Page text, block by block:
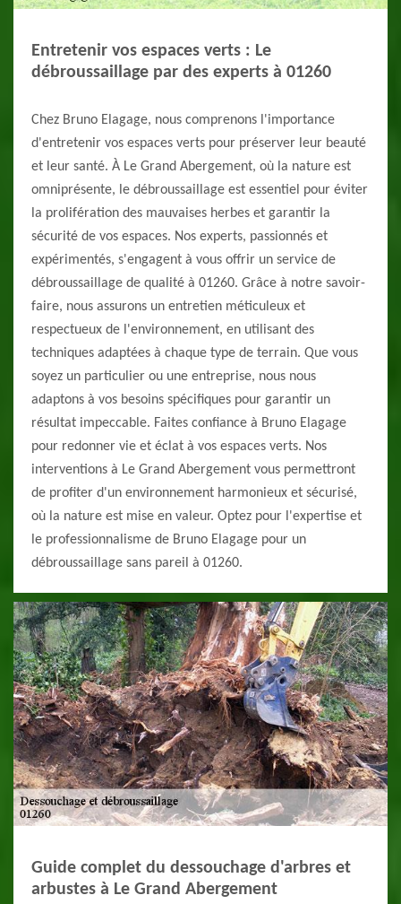
Entretenir vos espaces verts : Le
débroussaillage par des experts à 01260
Chez Bruno Elagage, nous comprenons l'importance
d'entretenir vos espaces verts pour préserver leur beauté
et leur santé. À Le Grand Abergement, où la nature est
omniprésente, le débroussaillage est essentiel pour éviter
la prolifération des mauvaises herbes et garantir la
sécurité de vos espaces. Nos experts, passionnés et
expérimentés, s'engagent à vous offrir un service de
débroussaillage de qualité à 01260. Grâce à notre savoir-
faire, nous assurons un entretien méticuleux et
respectueux de l'environnement, en utilisant des
techniques adaptées à chaque type de terrain. Que vous
soyez un particulier ou une entreprise, nous nous
adaptons à vos besoins spécifiques pour garantir un
résultat impeccable. Faites confiance à Bruno Elagage
pour redonner vie et éclat à vos espaces verts. Nos
interventions à Le Grand Abergement vous permettront
de profiter d'un environnement harmonieux et sécurisé,
où la nature est mise en valeur. Optez pour l'expertise et
le professionnalisme de Bruno Elagage pour un
débroussaillage sans pareil à 01260.
Guide complet du dessouchage d'arbres et
arbustes à Le Grand Abergement